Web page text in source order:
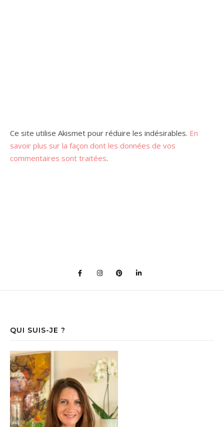
Ce site utilise Akismet pour réduire les indésirables. En
savoir plus sur la façon dont les données de vos
commentaires sont traitées.
QUI SUIS-JE ?